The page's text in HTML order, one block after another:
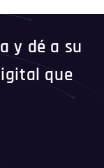
y dé a su
que